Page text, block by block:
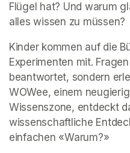
Flügel hat? Und warum
alles wissen zu müssen?
Kinder kommen auf die
Experimenten mit.
beantwortet, sondern
WOWee, einem
Wissenszone, entdeckt
wissenschaftliche
einfachen «Warum?»